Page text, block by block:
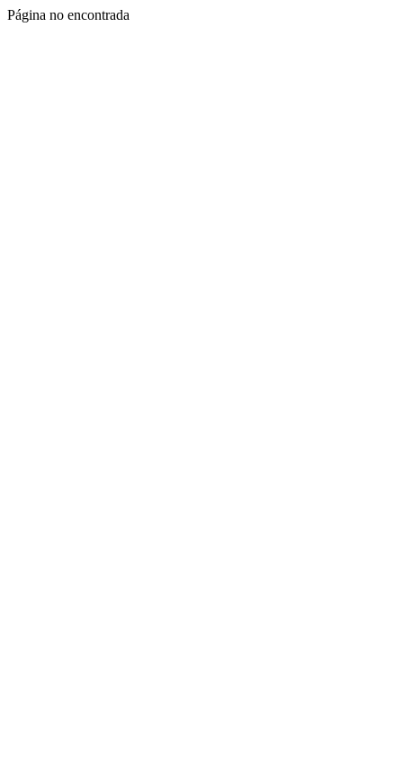
Página no encontrada